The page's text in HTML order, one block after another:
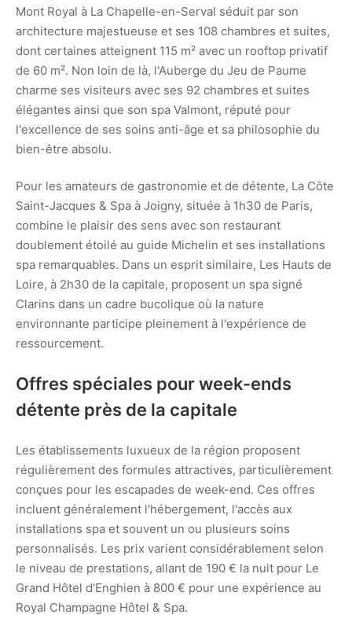
Mont Royal à La Chapelle-en-Serval séduit par son
architecture majestueuse et ses 108 chambres et suites,
dont certaines atteignent 115 m² avec un rooftop privatif
de 60 m². Non loin de là, l'Auberge du Jeu de Paume
charme ses visiteurs avec ses 92 chambres et suites
élégantes ainsi que son spa Valmont, réputé pour
l'excellence de ses soins anti-âge et sa philosophie du
bien-être absolu.
Pour les amateurs de gastronomie et de détente, La Côte
Saint-Jacques & Spa à Joigny, située à 1h30 de Paris,
combine le plaisir des sens avec son restaurant
doublement étoilé au guide Michelin et ses installations
spa remarquables. Dans un esprit similaire, Les Hauts de
Loire, à 2h30 de la capitale, proposent un spa signé
Clarins dans un cadre bucolique où la nature
environnante participe pleinement à l'expérience de
ressourcement.
Offres spéciales pour week-ends
détente près de la capitale
Les établissements luxueux de la région proposent
régulièrement des formules attractives, particulièrement
conçues pour les escapades de week-end. Ces offres
incluent généralement l'hébergement, l'accès aux
installations spa et souvent un ou plusieurs soins
personnalisés. Les prix varient considérablement selon
le niveau de prestations, allant de 190 € la nuit pour Le
Grand Hôtel d'Enghien à 800 € pour une expérience au
Royal Champagne Hôtel & Spa.